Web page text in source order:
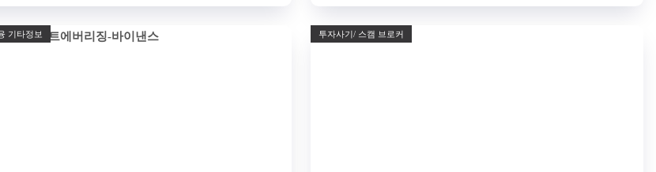
기타정보 투자사기/ 스캠 브로커